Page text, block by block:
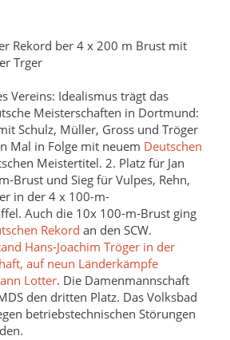
Vereins: Idealismus trägt das
Meisterschaften in Dortmund:
Schulz, Müller, Gross und Tröger
Mal in Folge mit neuem Deutschen
Meistertitel. 2. Platz für Jan
Brust und Sieg für Vulpes, Rehn,
in der 4 x 100-m-
Auch die 10x 100-m-Brust ging
Rekord an den SCW.
Hans-Joachim Tröger in der
auf neun Länderkämpfe
Lotter. Die Damenmannschaft
den dritten Platz. Das Volksbad
betriebstechnischen Störungen